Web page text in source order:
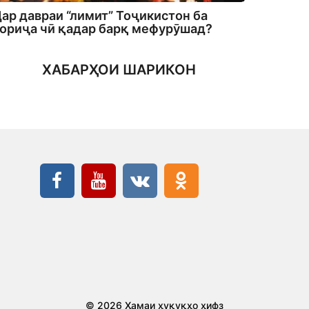
давраи “лимит” Тоҷикистон ба
чӣ қадар барқ мефурӯшад?
ХАБАРҲОИ ШАРИКОН
© 2026 Ҳамаи ҳуқуқҳо ҳифз